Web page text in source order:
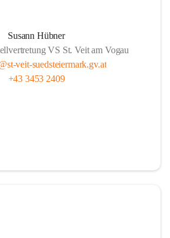
Susann Hübner
VS St. Veit am Vogau
veit-suedsteiermark.gv.at
+43 3453 2409